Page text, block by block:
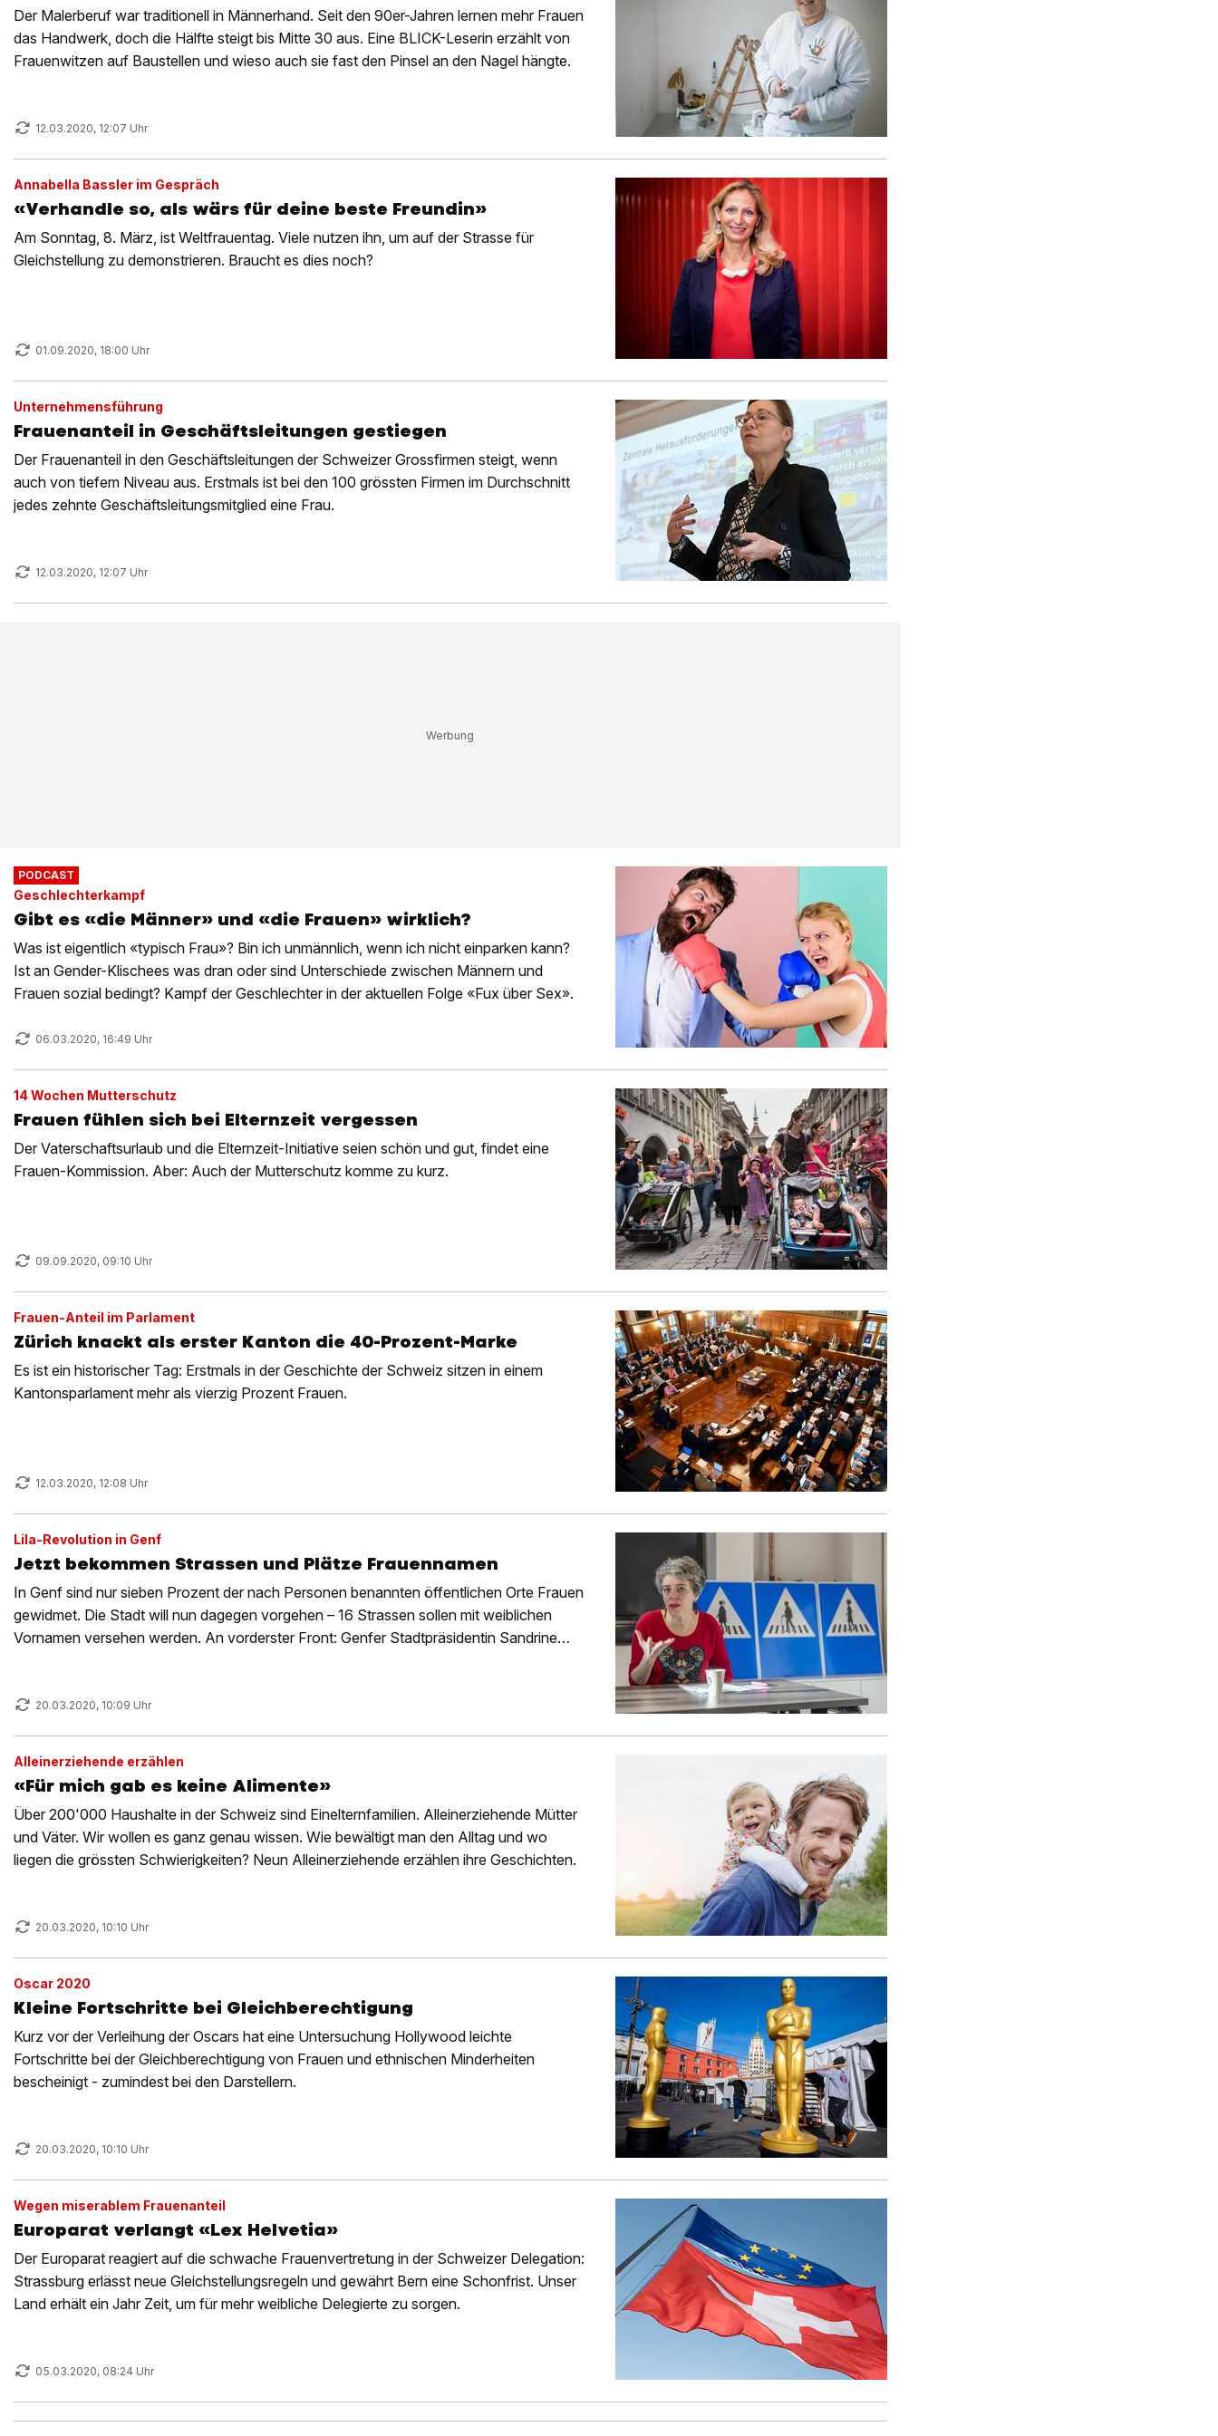
Der Malerberuf war traditionell in Männerhand. Seit den 90er-Jahren lernen mehr Frauen
das Handwerk, doch die Hälfte steigt bis Mitte 30 aus. Eine BLICK-Leserin erzählt von
Frauenwitzen auf Baustellen und wieso auch sie fast den Pinsel an den Nagel hängte.
12.03.2020, 12:07 Uhr
Annabella Bassler im Gespräch
«Verhandle so, als wärs für deine beste Freundin»
Am Sonntag, 8. März, ist Weltfrauentag. Viele nutzen ihn, um auf der Strasse für
Gleichstellung zu demonstrieren. Braucht es dies noch?
01.09.2020, 18:00 Uhr
Unternehmensführung
Frauenanteil in Geschäftsleitungen gestiegen
Der Frauenanteil in den Geschäftsleitungen der Schweizer Grossfirmen steigt, wenn
auch von tiefem Niveau aus. Erstmals ist bei den 100 grössten Firmen im Durchschnitt
jedes zehnte Geschäftsleitungsmitglied eine Frau.
12.03.2020, 12:07 Uhr
PODCAST
Geschlechterkampf
Gibt es «die Männer» und «die Frauen» wirklich?
Was ist eigentlich «typisch Frau»? Bin ich unmännlich, wenn ich nicht einparken kann?
Ist an Gender-Klischees was dran oder sind Unterschiede zwischen Männern und
Frauen sozial bedingt? Kampf der Geschlechter in der aktuellen Folge «Fux über Sex».
06.03.2020, 16:49 Uhr
14 Wochen Mutterschutz
Frauen fühlen sich bei Elternzeit vergessen
Der Vaterschaftsurlaub und die Elternzeit-Initiative seien schön und gut, findet eine
Frauen-Kommission. Aber: Auch der Mutterschutz komme zu kurz.
09.09.2020, 09:10 Uhr
Frauen-Anteil im Parlament
Zürich knackt als erster Kanton die 40-Prozent-Marke
Es ist ein historischer Tag: Erstmals in der Geschichte der Schweiz sitzen in einem
Kantonsparlament mehr als vierzig Prozent Frauen.
12.03.2020, 12:08 Uhr
Lila-Revolution in Genf
Jetzt bekommen Strassen und Plätze Frauennamen
In Genf sind nur sieben Prozent der nach Personen benannten öffentlichen Orte Frauen
gewidmet. Die Stadt will nun dagegen vorgehen – 16 Strassen sollen mit weiblichen
Vornamen versehen werden. An vorderster Front: Genfer Stadtpräsidentin Sandrine
20.03.2020, 10:09 Uhr
Alleinerziehende erzählen
«Für mich gab es keine Alimente»
Über 200'000 Haushalte in der Schweiz sind Einelternfamilien. Alleinerziehende Mütter
und Väter. Wir wollen es ganz genau wissen. Wie bewältigt man den Alltag und wo
liegen die grössten Schwierigkeiten? Neun Alleinerziehende erzählen ihre Geschichten.
20.03.2020, 10:10 Uhr
Oscar 2020
Kleine Fortschritte bei Gleichberechtigung
Kurz vor der Verleihung der Oscars hat eine Untersuchung Hollywood leichte
Fortschritte bei der Gleichberechtigung von Frauen und ethnischen Minderheiten
bescheinigt - zumindest bei den Darstellern.
20.03.2020, 10:10 Uhr
Wegen miserablem Frauenanteil
Europarat verlangt «Lex Helvetia»
Der Europarat reagiert auf die schwache Frauenvertretung in der Schweizer Delegation:
Strassburg erlässt neue Gleichstellungsregeln und gewährt Bern eine Schonfrist. Unser
Land erhält ein Jahr Zeit, um für mehr weibliche Delegierte zu sorgen.
05.03.2020, 08:24 Uhr